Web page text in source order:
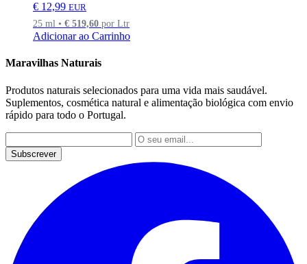
€ 12,99 EUR
25 ml • € 519,60 por Ltr
Adicionar ao Carrinho
Maravilhas Naturais
Produtos naturais selecionados para uma vida mais saudável.
Suplementos, cosmética natural e alimentação biológica com envio
rápido para todo o Portugal.
Subscrever